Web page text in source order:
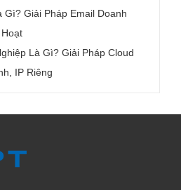
Gì? Giải Pháp Email Doanh
Là Gì? Giải Pháp Cloud
IP Riêng